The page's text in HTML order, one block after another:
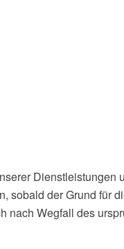
Dienstleistungen
sobald der Grund für
nach Wegfall des